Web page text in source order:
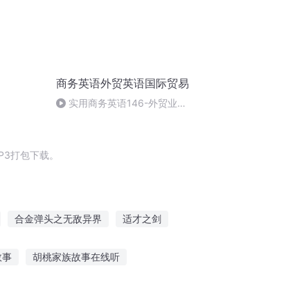
商务英语外贸英语国际贸易
实用商务英语146-外贸业务
打包下载。
合金弹头之无敌异界 适才之剑
事 胡桃家族故事在线听